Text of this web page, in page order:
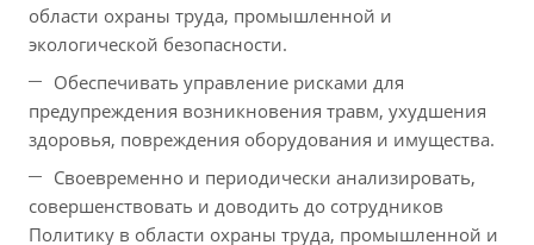
области охраны труда, промышленной и
экологической безопасности.
Обеспечивать управление рисками для
предупреждения возникновения травм, ухудшения
здоровья, повреждения оборудования и имущества.
Своевременно и периодически анализировать,
совершенствовать и доводить до сотрудников
Политику в области охраны труда, промышленной и